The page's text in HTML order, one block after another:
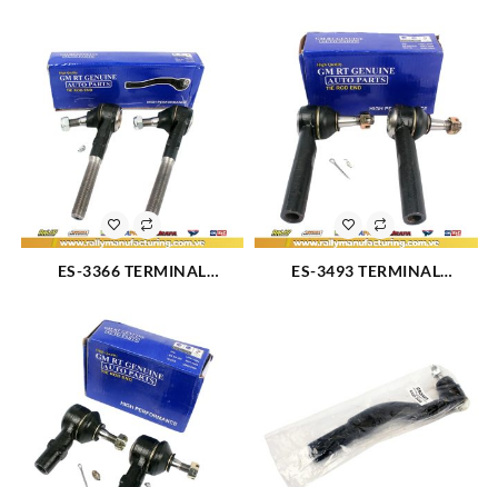
ES-3366 TERMINAL
F-100 (1142)
ES-3493 TERMINAL